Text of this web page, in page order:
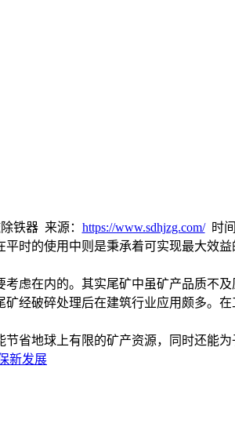
铁器 来源： https://www.sdhjzg.com/时间
时的使用中则是秉承着可实现最大效
虑在内的。其实尾矿中虽矿产品质不
经破碎处理后在建筑行业应用颇多。
省地球上有限的矿产资源，同时还能为
新发展